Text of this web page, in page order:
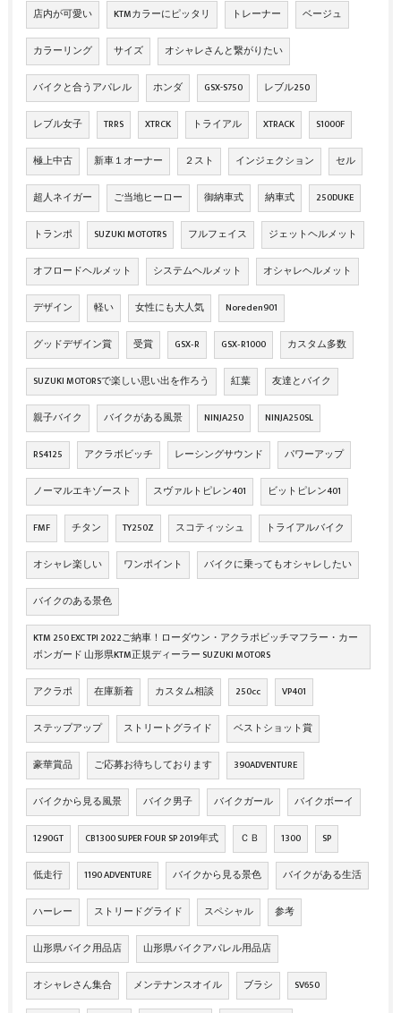
店内が可愛い KTMカラーにピッタリ トレーナー ベージュ
カラーリング サイズ オシャレさんと繋がりたい
バイクと合うアパレル ホンダ GSX-S750 レブル250
レブル女子 TRRS XTRCK トライアル XTRACK S1000F
極上中古 新車１オーナー ２スト インジェクション セル
超人ネイガー ご当地ヒーロー 御納車式 納車式 250DUKE
トランポ SUZUKI MOTOTRS フルフェイス ジェットヘルメット
オフロードヘルメット システムヘルメット オシャレヘルメット
デザイン 軽い 女性にも大人気 Noreden901
グッドデザイン賞 受賞 GSX‐R GSX‐R1000 カスタム多数
SUZUKI MOTORSで楽しい思い出を作ろう 紅葉 友達とバイク
親子バイク バイクがある風景 NINJA250 NINJA250SL
RS4125 アクラボビッチ レーシングサウンド パワーアップ
ノーマルエキゾースト スヴァルトピレン401 ビットピレン401
FMF チタン TY250Z スコティッシュ トライアルバイク
オシャレ楽しい ワンポイント バイクに乗ってもオシャレしたい
バイクのある景色
KTM 250 EXC TPI 2022ご納車！ローダウン・アクラポビッチマフラー・カー
ボンガード 山形県KTM正規ディーラー SUZUKI MOTORS
アクラポ 在庫新着 カスタム相談 250cc VP401
ステップアップ ストリートグライド ベストショット賞
豪華賞品 ご応募お待ちしております 390ADVENTURE
バイクから見る風景 バイク男子 バイクガール バイクボーイ
1290GT CB1300 SUPER FOUR SP 2019年式 ＣＢ 1300 SP
低走行 1190 ADVENTURE バイクから見る景色 バイクがある生活
ハーレー ストリードグライド スペシャル 参考
山形県バイク用品店 山形県バイクアパレル用品店
オシャレさん集合 メンテナンスオイル ブラシ SV650